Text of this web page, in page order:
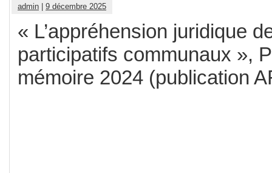
admin | 9 décembre 2025
« L’appréhension juridique
participatifs communaux »,
mémoire 2024 (publication